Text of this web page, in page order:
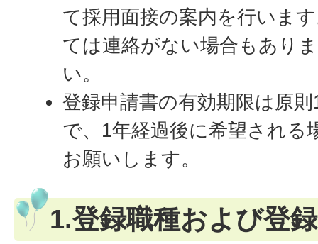
て採用面接の案内を行いま
ては連絡がない場合もあり
い。
登録申請書の有効期限は原
で、1年経過後に希望される
お願いします。
1.登録職種および登